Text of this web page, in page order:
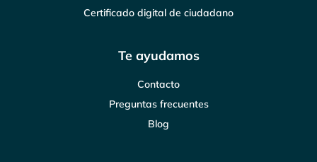
Certificado digital de ciudadano
Te ayudamos
Contacto
Preguntas frecuentes
Blog